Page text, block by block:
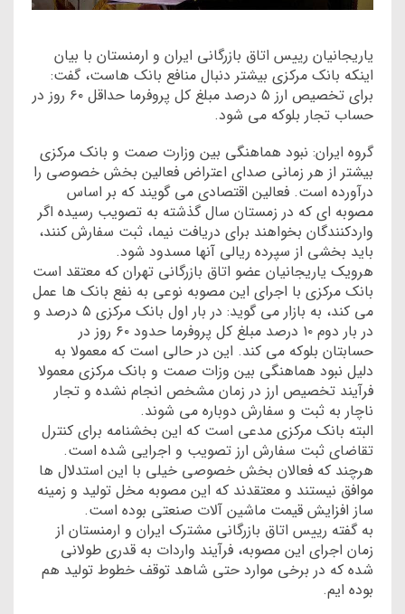
یاریجانیان رییس اتاق بازرگانی ایران و ارمنستان با بیان
اینکه بانک مرکزی بیشتر دنبال منافع بانک هاست، گفت:
برای تخصیص ارز ۵‌ درصد مبلغ کل پروفرما حداقل ۶۰ روز در
حساب تجار بلوکه می شود.
گروه ایران: نبود هماهنگی بین وزارت صمت و بانک مرکزی
بیشتر از هر زمانی صدای اعتراض فعالین بخش خصوصی را
درآورده است. فعالین اقتصادی می گویند که بر اساس
مصوبه ای که در زمستان سال گذشته به تصویب رسیده اگر
واردکنندگان بخواهند برای دریافت نیما، ثبت‌ سفارش کنند،
باید بخشی از سپرده‌ ریالی آنها مسدود شود.
هرویک یاریجانیان عضو اتاق بازرگانی تهران که معتقد است
بانک مرکزی با اجرای این مصوبه نوعی به نفع بانک ها عمل
می کند، به بازار می گوید: در بار اول بانک مرکزی ۵ درصد و
در بار دوم ۱۰ درصد مبلغ کل پروفرما حدود ۶۰ روز در
حسابتان بلوکه می کند. این در حالی است که معمولا به
دلیل نبود هماهنگی بین وزات صمت و بانک مرکزی معمولا
فرآیند تخصیص ارز در زمان مشخص انجام نشده و تجار
ناچار به ثبت و سفارش دوباره می شوند.
البته بانک مرکزی مدعی است که این بخشنامه برای کنترل
تقاضای ثبت‌ سفارش ارز تصویب و اجرایی شده است.
هرچند که فعالان بخش خصوصی خیلی با این استدلال ها
موافق نیستند و معتقدند که این مصوبه مخل تولید و زمینه‌
ساز افزایش قیمت ماشین‌ آلات صنعتی بوده است.
به گفته رییس اتاق بازرگانی مشترک ایران و ارمنستان از
زمان اجرای این مصوبه، فرآیند واردات به قدری طولانی
شده که در برخی موارد حتی شاهد توقف خطوط تولید هم
بوده ایم.